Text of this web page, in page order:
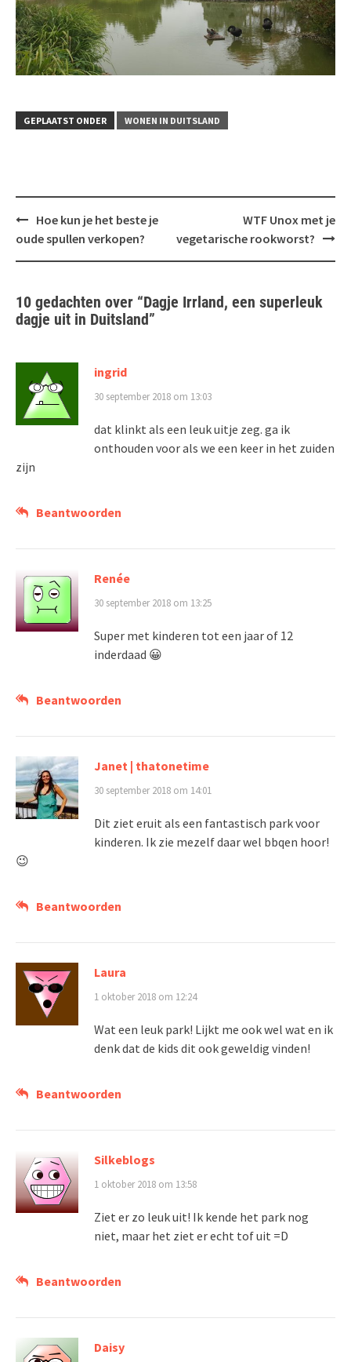
GEPLAATST ONDER WONEN IN DUITSLAND
Bericht
navigatie
Hoe kun je het beste je
oude spullen verkopen?
WTF Unox met je
vegetarische rookworst?
10 gedachten over “Dagje Irrland, een superleuk
dagje uit in Duitsland”
ingrid
30 september 2018 om 13:03
dat klinkt als een leuk uitje zeg. ga ik
onthouden voor als we een keer in het zuiden
zijn
Beantwoorden
Renée
30 september 2018 om 13:25
Super met kinderen tot een jaar of 12
inderdaad 😀
Beantwoorden
Janet | thatonetime
30 september 2018 om 14:01
Dit ziet eruit als een fantastisch park voor
kinderen. Ik zie mezelf daar wel bbqen hoor!
😉
Beantwoorden
Laura
1 oktober 2018 om 12:24
Wat een leuk park! Lijkt me ook wel wat en ik
denk dat de kids dit ook geweldig vinden!
Beantwoorden
Silkeblogs
1 oktober 2018 om 13:58
Ziet er zo leuk uit! Ik kende het park nog
niet, maar het ziet er echt tof uit =D
Beantwoorden
Daisy